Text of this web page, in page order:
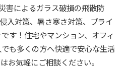
害によるガラス破損の飛散防
入対策、暑さ寒さ対策、プライ
す！住宅やマンション、オフィ
も多くの方へ快適で安心な生活
お気軽にご相談ください。